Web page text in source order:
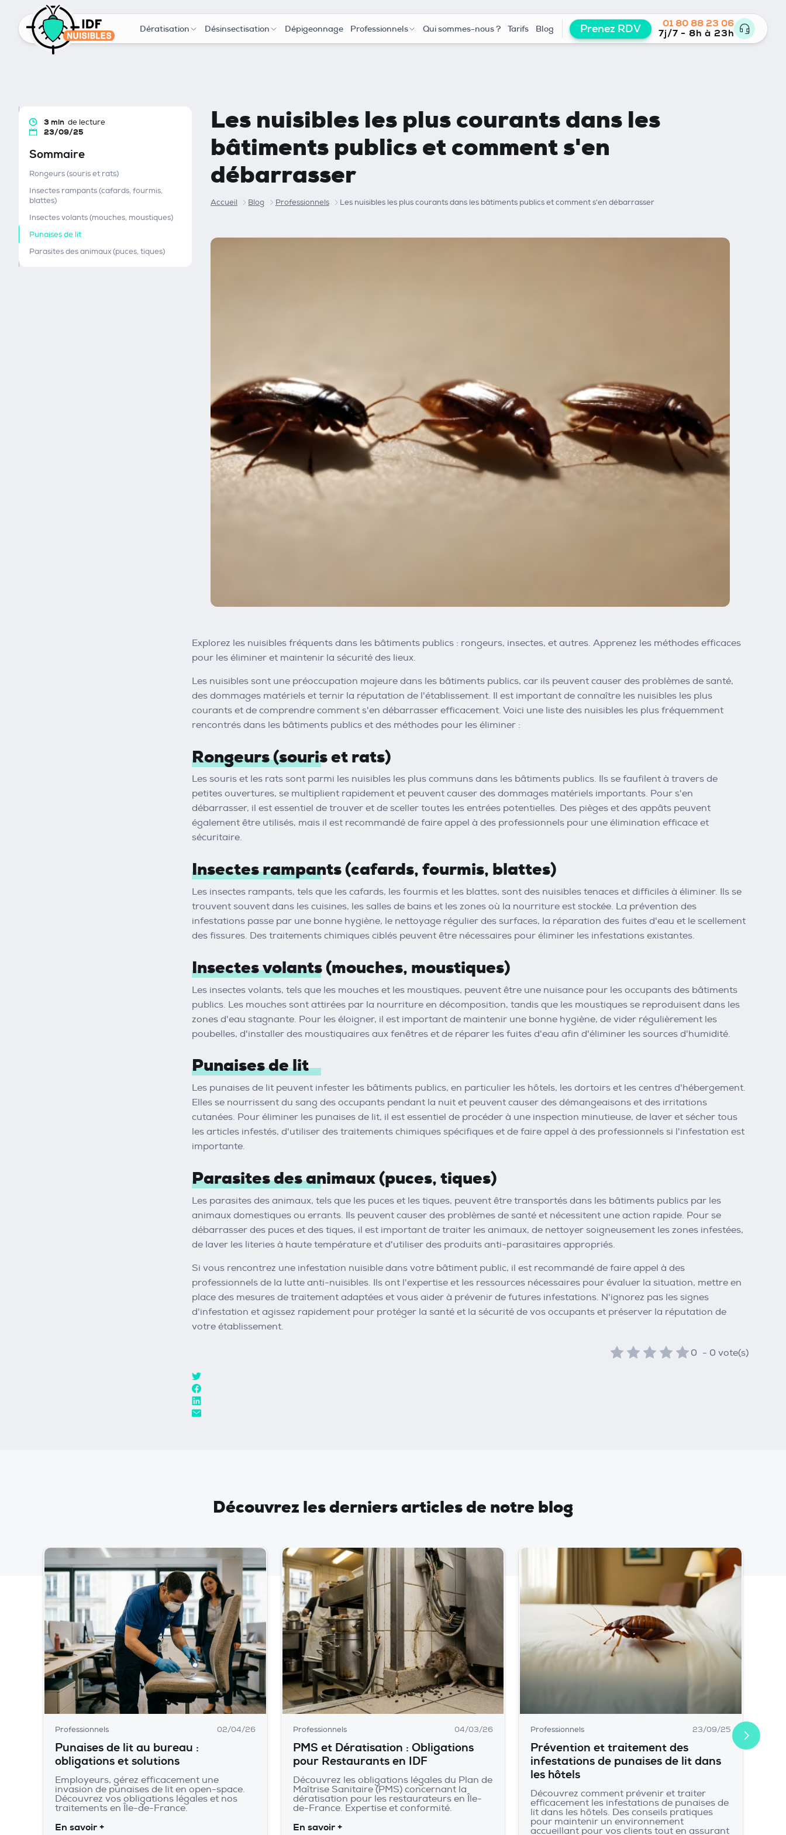
Dératisation Désinsectisation Dépigeonnage Professionnels Qui sommes-nous ? Tarifs Blog Prenez RDV
01 80 88 23 06
7j/7 - 8h à 23h
3 min de lecture
23/09/25
Sommaire
Rongeurs (souris et rats)
Insectes rampants (cafards, fourmis,
blattes)
Insectes volants (mouches, moustiques)
Punaises de lit
Parasites des animaux (puces, tiques)
Les nuisibles les plus courants dans les
bâtiments publics et comment s'en
débarrasser
Accueil Blog Professionnels Les nuisibles les plus courants dans les bâtiments publics et comment s'en débarrasser
Explorez les nuisibles fréquents dans les bâtiments publics : rongeurs, insectes, et autres. Apprenez les méthodes efficaces
pour les éliminer et maintenir la sécurité des lieux.
Les nuisibles sont une préoccupation majeure dans les bâtiments publics, car ils peuvent causer des problèmes de santé,
des dommages matériels et ternir la réputation de l'établissement. Il est important de connaître les nuisibles les plus
courants et de comprendre comment s'en débarrasser efficacement. Voici une liste des nuisibles les plus fréquemment
rencontrés dans les bâtiments publics et des méthodes pour les éliminer :
Rongeurs (souris et rats)
Les souris et les rats sont parmi les nuisibles les plus communs dans les bâtiments publics. Ils se faufilent à travers de
petites ouvertures, se multiplient rapidement et peuvent causer des dommages matériels importants. Pour s'en
débarrasser, il est essentiel de trouver et de sceller toutes les entrées potentielles. Des pièges et des appâts peuvent
également être utilisés, mais il est recommandé de faire appel à des professionnels pour une élimination efficace et
sécuritaire.
Insectes rampants (cafards, fourmis, blattes)
Les insectes rampants, tels que les cafards, les fourmis et les blattes, sont des nuisibles tenaces et difficiles à éliminer. Ils se
trouvent souvent dans les cuisines, les salles de bains et les zones où la nourriture est stockée. La prévention des
infestations passe par une bonne hygiène, le nettoyage régulier des surfaces, la réparation des fuites d'eau et le scellement
des fissures. Des traitements chimiques ciblés peuvent être nécessaires pour éliminer les infestations existantes.
Insectes volants (mouches, moustiques)
Les insectes volants, tels que les mouches et les moustiques, peuvent être une nuisance pour les occupants des bâtiments
publics. Les mouches sont attirées par la nourriture en décomposition, tandis que les moustiques se reproduisent dans les
zones d'eau stagnante. Pour les éloigner, il est important de maintenir une bonne hygiène, de vider régulièrement les
poubelles, d'installer des moustiquaires aux fenêtres et de réparer les fuites d'eau afin d'éliminer les sources d'humidité.
Punaises de lit
Les punaises de lit peuvent infester les bâtiments publics, en particulier les hôtels, les dortoirs et les centres d'hébergement.
Elles se nourrissent du sang des occupants pendant la nuit et peuvent causer des démangeaisons et des irritations
cutanées. Pour éliminer les punaises de lit, il est essentiel de procéder à une inspection minutieuse, de laver et sécher tous
les articles infestés, d'utiliser des traitements chimiques spécifiques et de faire appel à des professionnels si l'infestation est
importante.
Parasites des animaux (puces, tiques)
Les parasites des animaux, tels que les puces et les tiques, peuvent être transportés dans les bâtiments publics par les
animaux domestiques ou errants. Ils peuvent causer des problèmes de santé et nécessitent une action rapide. Pour se
débarrasser des puces et des tiques, il est important de traiter les animaux, de nettoyer soigneusement les zones infestées,
de laver les literies à haute température et d'utiliser des produits anti-parasitaires appropriés.
Si vous rencontrez une infestation nuisible dans votre bâtiment public, il est recommandé de faire appel à des
professionnels de la lutte anti-nuisibles. Ils ont l'expertise et les ressources nécessaires pour évaluer la situation, mettre en
place des mesures de traitement adaptées et vous aider à prévenir de futures infestations. N'ignorez pas les signes
d'infestation et agissez rapidement pour protéger la santé et la sécurité de vos occupants et préserver la réputation de
votre établissement.
0 - 0 vote(s)
Découvrez les derniers articles de notre blog
Professionnels 02/04/26
Punaises de lit au bureau :
obligations et solutions
Employeurs, gérez efficacement une
invasion de punaises de lit en open-space.
Découvrez vos obligations légales et nos
traitements en Île-de-France.
En savoir +
Professionnels 04/03/26
PMS et Dératisation : Obligations
pour Restaurants en IDF
Découvrez les obligations légales du Plan de
Maîtrise Sanitaire (PMS) concernant la
dératisation pour les restaurateurs en Île-
de-France. Expertise et conformité.
En savoir +
Professionnels 23/09/25
Prévention et traitement des
infestations de punaises de lit dans
les hôtels
Découvrez comment prévenir et traiter
efficacement les infestations de punaises de
lit dans les hôtels. Des conseils pratiques
pour maintenir un environnement
accueillant pour vos clients tout en assurant